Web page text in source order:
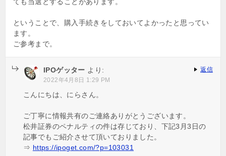
ということで、購入手続きをしておいてよかったと思ってい
ます。
ご参考まで。
IPOゲッター より:
2022年4月8日 1:29 PM
こんにちは、にらさん。
ご丁寧に情報共有のご連絡ありがとうございます。
松井証券のペナルティの件は存じており、下記3月3日の
記事でもご紹介させて頂いておりました。
⇒ https://ipoget.com/?p=103031
返信